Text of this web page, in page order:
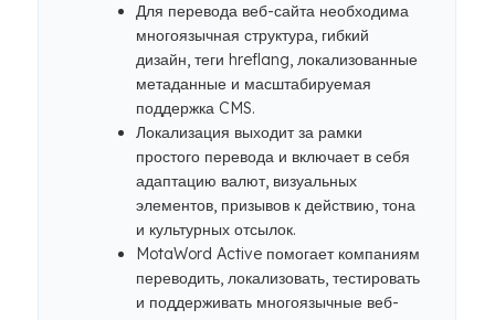
Для перевода веб-сайта необходима
многоязычная структура, гибкий
дизайн, теги hreflang, локализованные
метаданные и масштабируемая
поддержка CMS.
Локализация выходит за рамки
простого перевода и включает в себя
адаптацию валют, визуальных
элементов, призывов к действию, тона
и культурных отсылок.
MotaWord Active помогает компаниям
переводить, локализовать, тестировать
и поддерживать многоязычные веб-